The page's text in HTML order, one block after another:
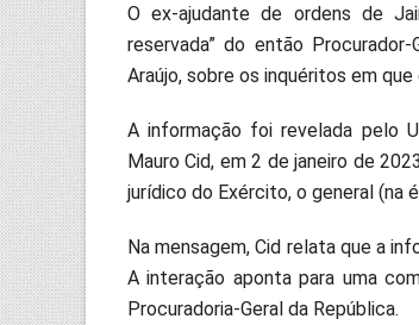
O ex-ajudante de ordens de
reservada” do então
Araújo, sobre os inquéritos em
A informação foi revelada pelo
Mauro Cid, em 2 de janeiro de
jurídico do Exército, o general (na
Na mensagem, Cid relata que a
A interação aponta para uma
Procuradoria-Geral da República.